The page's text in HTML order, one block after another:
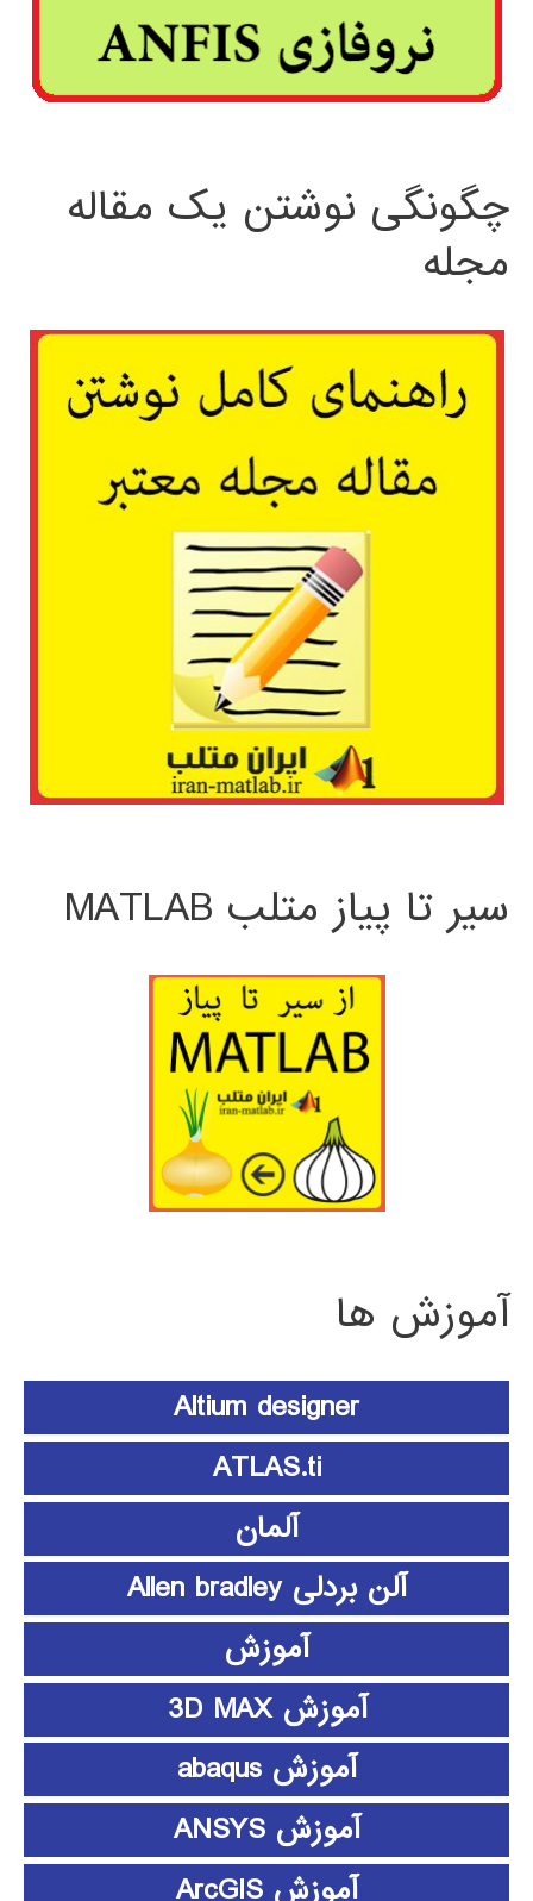
چگونگی نوشتن یک مقاله
مجله
سیر تا پیاز متلب MATLAB
آموزش ها
Altium designer
ATLAS.ti
آلمان
آلن بردلی Allen bradley
آموزش
آموزش 3D MAX
آموزش abaqus
آموزش ANSYS
آموزش ArcGIS